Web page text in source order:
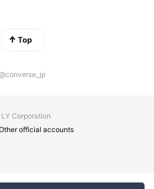
Top
Corporation
official accounts